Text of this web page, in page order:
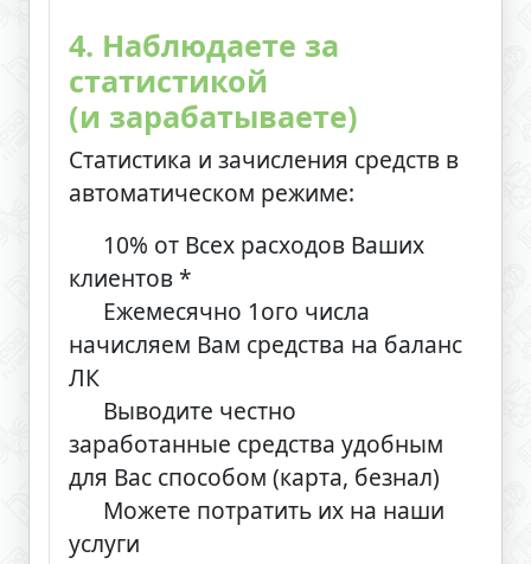
4. Наблюдаете за
статистикой
(и зарабатываете)
Статистика и зачисления средств в
автоматическом режиме:
10% от Всех расходов Ваших
клиентов *
Ежемесячно 1ого числа
начисляем Вам средства на баланс
ЛК
Выводите честно
заработанные средства удобным
для Вас способом (карта, безнал)
Можете потратить их на наши
услуги